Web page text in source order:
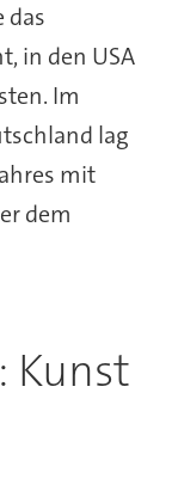
das
in den USA
Im
lag
mit
dem
Kunst